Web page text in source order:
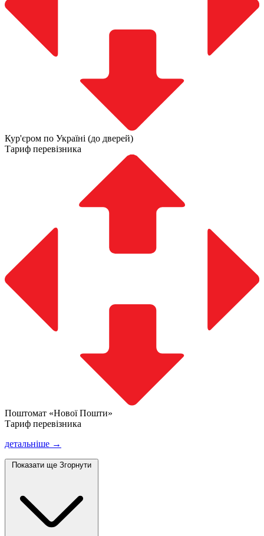
Кур'єром по Україні (до дверей)
Тариф перевізника
Поштомат «Нової Пошти»
Тариф перевізника
детальніше →
Показати ще Згорнути